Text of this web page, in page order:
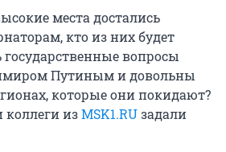
места достались
кто из них будет
вопросы
Путиным и довольны
которые они покидают?
изMSK1.RUзадали